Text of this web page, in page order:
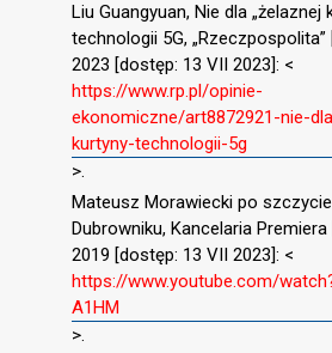
Liu Guangyuan, Nie dla „żelaznej
technologii 5G,
2023 [dostęp: 13 VII 2023]: <
https://www.rp.pl/opinie-
ekonomiczne/art8872921-nie-
kurtyny-technologii-5g
>.
Mateusz Morawiecki po
Dubrowniku, Kancelaria
2019 [dostęp: 13 VII 2023]: <
https://www.youtube.com/
A1HM
>.